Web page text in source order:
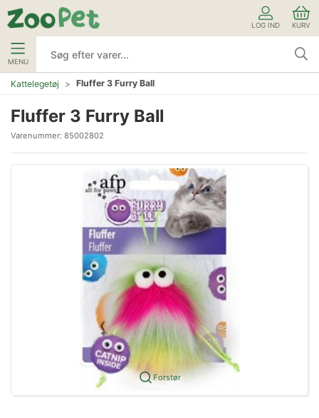
LOG IND KURV
MENU
Kattelegetøj Fluffer 3 Furry Ball
Fluffer 3 Furry Ball
Varenummer: 85002802
Forstør